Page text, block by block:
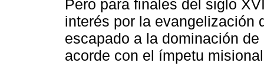
Pero para finales del siglo
interés por la evangelización
escapado a la dominación
acorde con el ímpetu